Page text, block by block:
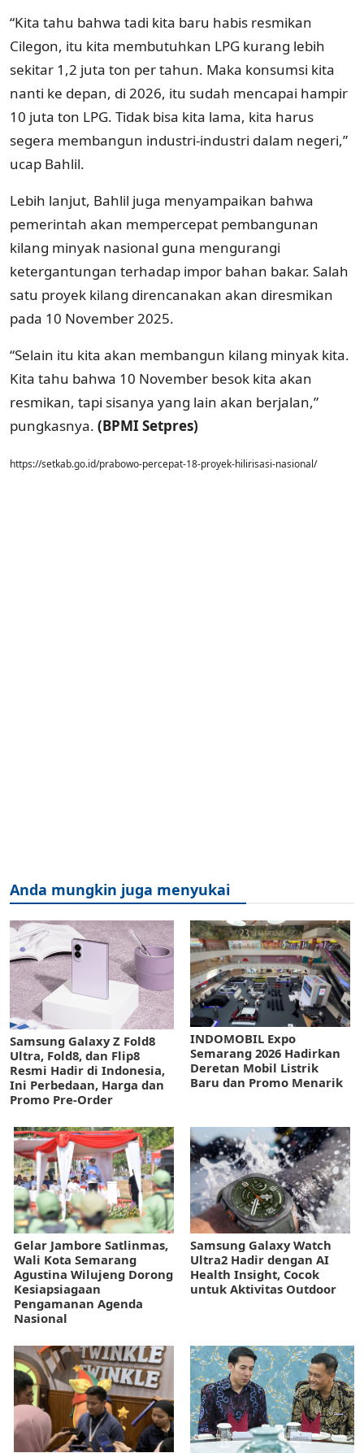
“Kita tahu bahwa tadi kita baru habis resmikan
Cilegon, itu kita membutuhkan LPG kurang lebih
sekitar 1,2 juta ton per tahun. Maka konsumsi kita
nanti ke depan, di 2026, itu sudah mencapai hampir
10 juta ton LPG. Tidak bisa kita lama, kita harus
segera membangun industri-industri dalam negeri,”
ucap Bahlil.
Lebih lanjut, Bahlil juga menyampaikan bahwa
pemerintah akan mempercepat pembangunan
kilang minyak nasional guna mengurangi
ketergantungan terhadap impor bahan bakar. Salah
satu proyek kilang direncanakan akan diresmikan
pada 10 November 2025.
“Selain itu kita akan membangun kilang minyak kita.
Kita tahu bahwa 10 November besok kita akan
resmikan, tapi sisanya yang lain akan berjalan,”
pungkasnya. (BPMI Setpres)
https://setkab.go.id/prabowo-percepat-18-proyek-hilirisasi-nasional/
Anda mungkin juga menyukai
Samsung Galaxy Z Fold8
Ultra, Fold8, dan Flip8
Resmi Hadir di Indonesia,
Ini Perbedaan, Harga dan
Promo Pre-Order
INDOMOBIL Expo
Semarang 2026 Hadirkan
Deretan Mobil Listrik
Baru dan Promo Menarik
Gelar Jambore Satlinmas,
Wali Kota Semarang
Agustina Wilujeng Dorong
Kesiapsiagaan
Pengamanan Agenda
Nasional
Samsung Galaxy Watch
Ultra2 Hadir dengan AI
Health Insight, Cocok
untuk Aktivitas Outdoor